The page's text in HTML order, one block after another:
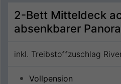
2-Bett Mitteldeck
absenkbarer
inkl. Treibstoffzuschlag
Vollpension